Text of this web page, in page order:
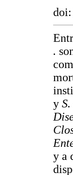
doi:
.
y
y a